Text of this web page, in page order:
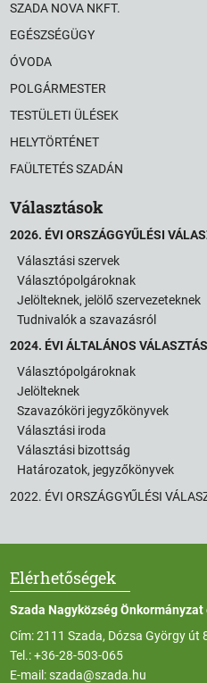
SZADA NOVA NKFT.
EGÉSZSÉGÜGY
ÓVODA
POLGÁRMESTER
TESTÜLETI ÜLÉSEK
HELYTÖRTÉNET
FAÜLTETÉS SZADÁN
Választások
2026. ÉVI ORSZÁGGYŰLÉSI
Választási szervek
Választópolgároknak
Jelölteknek, jelölő szervezeteknek
Tudnivalók a szavazásról
2024. ÉVI ÁLTALÁNOS
Választópolgároknak
Jelölteknek
Szavazóköri jegyzőkönyvek
Választási iroda
Választási bizottság
Határozatok, jegyzőkönyvek
2022. ÉVI ORSZÁGGYŰLÉSI
Elérhetőségek
Szada Nagyközség
Cím: 2111 Szada, Dózsa György út
Tel.:+36-28-503-065
E-mail:szada@szada.hu